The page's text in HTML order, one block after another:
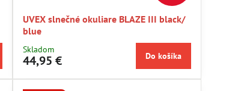
UVEX slnečné okuliare BLAZE III black/
blue
Skladom
44,95 € Do košíka